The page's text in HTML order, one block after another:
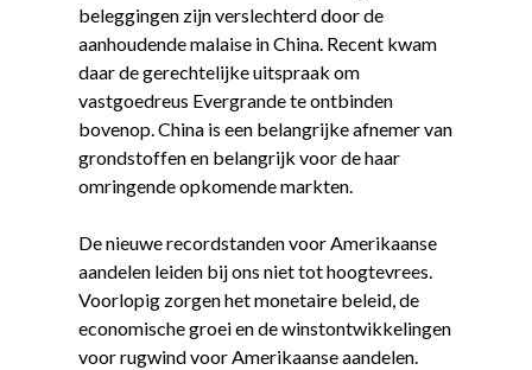
beleggingen zijn verslechterd door de
aanhoudende malaise in China. Recent kwam
daar de gerechtelijke uitspraak om
vastgoedreus Evergrande te ontbinden
bovenop. China is een belangrijke afnemer van
grondstoffen en belangrijk voor de haar
omringende opkomende markten.
De nieuwe recordstanden voor Amerikaanse
aandelen leiden bij ons niet tot hoogtevrees.
Voorlopig zorgen het monetaire beleid, de
economische groei en de winstontwikkelingen
voor rugwind voor Amerikaanse aandelen.